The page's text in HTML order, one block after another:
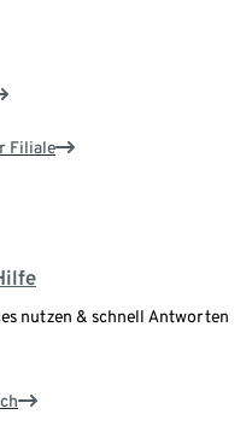
Filiale
nutzen & schnell Antworten